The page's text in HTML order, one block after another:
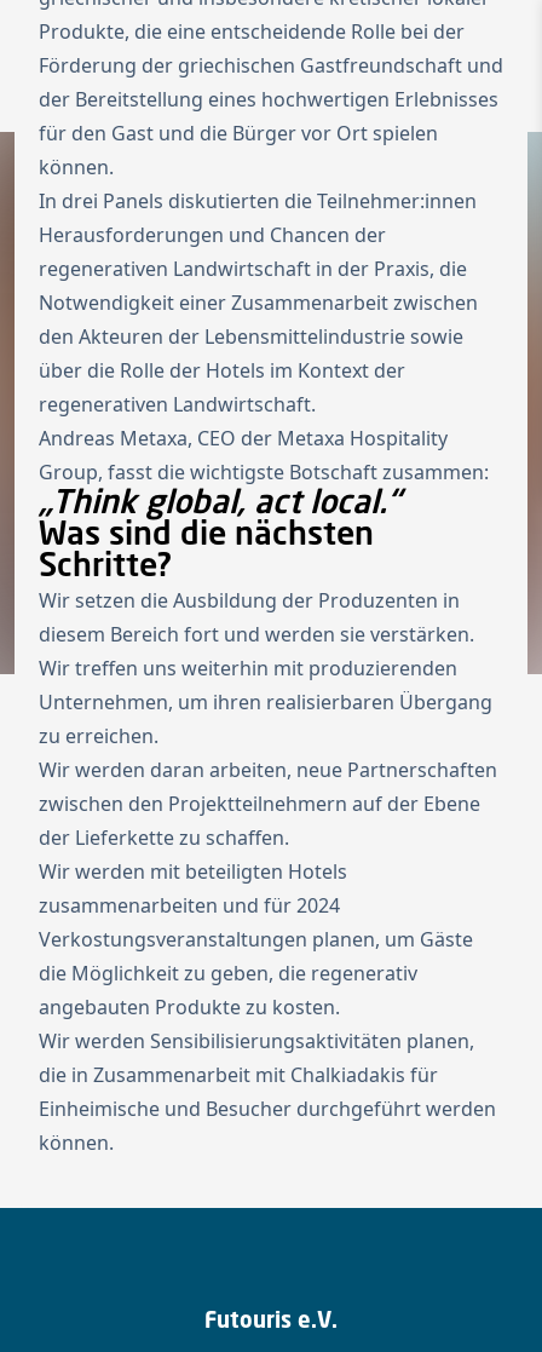
Zur Startseite
Switch to
Produkte, die eine entscheidende Rolle bei der
Förderung der griechischen Gastfreundschaft und
der Bereitstellung eines hochwertigen Erlebnisses
für den Gast und die Bürger vor Ort spielen
können.
In drei Panels diskutierten die Teilnehmer:innen
Herausforderungen und Chancen der
regenerativen Landwirtschaft in der Praxis, die
Notwendigkeit einer Zusammenarbeit zwischen
den Akteuren der Lebensmittelindustrie sowie
über die Rolle der Hotels im Kontext der
regenerativen Landwirtschaft.
Andreas Metaxa, CEO der Metaxa Hospitality
Group, fasst die wichtigste Botschaft zusammen:
„Think global, act local.“
Was sind die nächsten
Schritte?
Wir setzen die Ausbildung der Produzenten in
diesem Bereich fort und werden sie verstärken.
Wir treffen uns weiterhin mit produzierenden
Unternehmen, um ihren realisierbaren Übergang
zu erreichen.
Wir werden daran arbeiten, neue Partnerschaften
zwischen den Projektteilnehmern auf der Ebene
der Lieferkette zu schaffen.
Wir werden mit beteiligten Hotels
zusammenarbeiten und für 2024
Verkostungsveranstaltungen planen, um Gäste
die Möglichkeit zu geben, die regenerativ
angebauten Produkte zu kosten.
Wir werden Sensibilisierungsaktivitäten planen,
die in Zusammenarbeit mit Chalkiadakis für
Einheimische und Besucher durchgeführt werden
können.
Futouris e.V.